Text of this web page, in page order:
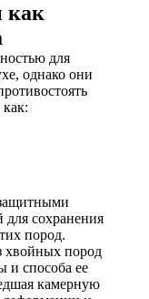
как
для
однако они
для сохранения
пород.
хвойных пород
и способа ее
камерную